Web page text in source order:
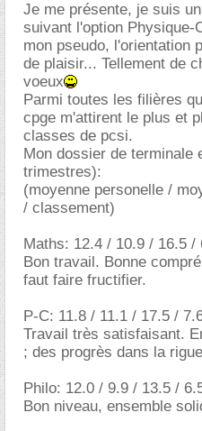
Je me présente, je suis
suivant l'option Physique-
mon pseudo, l'orientation
de plaisir... Tellement de
voeux
Parmi toutes les filières
cpge m'attirent le plus et
classes de pcsi.
Mon dossier de terminale
trimestres):
(moyenne personelle /
/ classement)
Maths: 12.4 / 10.9 / 16.5 /
Bon travail. Bonne
faut faire fructifier.
P-C: 11.8 / 11.1 / 17.5 /
Travail très satisfaisant.
; des progrès dans la
Philo: 12.0 / 9.9 / 13.5 /
Bon niveau, ensemble